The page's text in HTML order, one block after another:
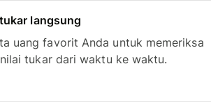
langsung
uang favorit Anda untuk memeriksa
tukar dari waktu ke waktu.